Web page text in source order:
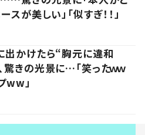
スが美しい」「似すぎ！！」
出かけたら“胸元に違和
きの光景に…「笑ったｗｗ
ww」